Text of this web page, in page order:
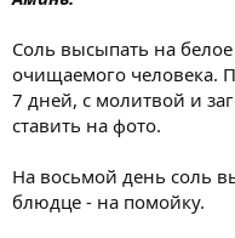
Соль высыпать на
очищаемого человека.
7 дней, с молитвой и
ставить на фото.
На восьмой день соль
блюдце - на помойку.